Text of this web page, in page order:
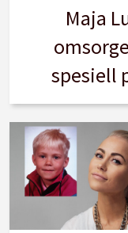
Maja
spesiell